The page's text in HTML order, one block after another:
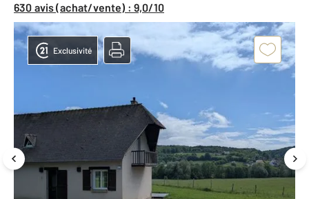
630 avis (achat/vente) : 9,0/10
Exclusivité